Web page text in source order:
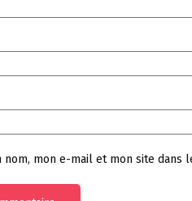
nom, mon e-mail et mon site dans